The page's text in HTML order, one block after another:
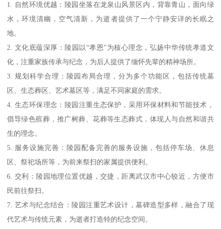
1. 自然环境优越：陵园坐落在龙泉山风景区内，背靠青山，面向绿
水，环境清幽，空气清新，为逝者提供了一个宁静安详的长眠之
地。
2. 文化底蕴深厚：陵园以“孝恩”为核心理念，弘扬中华传统孝道文
化，注重家族传承与纪念，为后人提供了缅怀先辈的精神场所。
3. 规划科学合理：陵园布局合理，分为多个功能区，包括传统墓
区、生态葬区、艺术墓区等，满足不同家庭的需求。
4. 生态环保理念：陵园注重生态保护，采用环保材料和节能技术，
倡导绿色殡葬，推广树葬、花葬等生态葬式，体现人与自然和谐共
生的理念。
5. 服务设施完善：陵园配备完善的服务设施，包括停车场、休息
区、祭祀场所等，为前来祭扫的家属提供便利。
6. 交利：陵园地理位置优越，交捷，距离武汉市中心较近，方便市
民前往祭扫。
7. 艺术与纪念结合：陵园注重艺术设计，墓碑造型多样，融合了现
代艺术与传统元素，为逝者打造特的纪念空间。